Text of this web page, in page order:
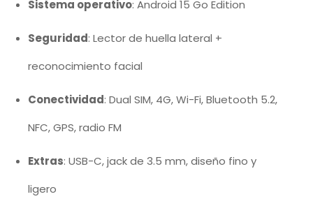
Sistema operativo: Android 15 Go Edition
Seguridad: Lector de huella lateral +
reconocimiento facial
Conectividad: Dual SIM, 4G, Wi-Fi, Bluetooth 5.2,
NFC, GPS, radio FM
Extras: USB-C, jack de 3.5 mm, diseño fino y
ligero